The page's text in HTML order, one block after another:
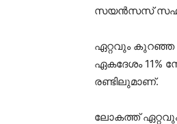
സയൻസസ്
ഏറ്റവും കുറഞ്ഞ
ഏകദേശം
രണ്ടിലുമാണ്.
ലോകത്ത്